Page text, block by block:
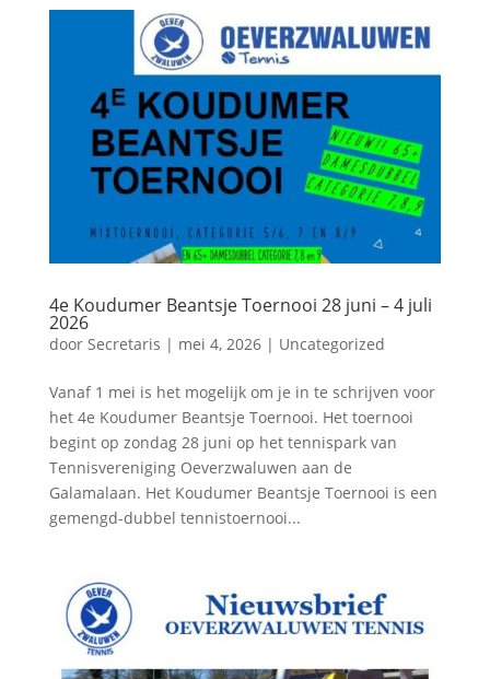
4e Koudumer Beantsje Toernooi 28 juni – 4 juli
2026
door Secretaris | mei 4, 2026| Uncategorized
Vanaf 1 mei is het mogelijk om je in te schrijven voor
het 4e Koudumer Beantsje Toernooi. Het toernooi
begint op zondag 28 juni op het tennispark van
Tennisvereniging Oeverzwaluwen aan de
Galamalaan. Het Koudumer Beantsje Toernooi is een
gemengd-dubbel tennistoernooi...